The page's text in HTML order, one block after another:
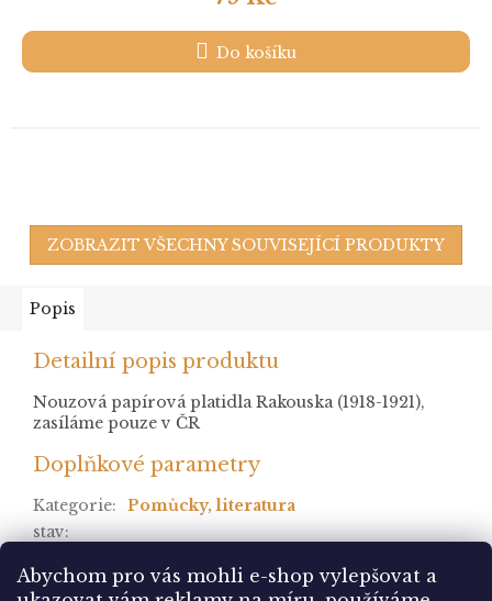
Abychom pro vás mohli e-shop vylepšovat a
Do košíku
ZOBRAZIT VŠECHNY SOUVISEJÍCÍ PRODUKTY
Popis
Detailní popis produktu
Nouzová papírová platidla Rakouska (1918-1921),
zasíláme pouze v ČR
Doplňkové parametry
Kategorie:
Pomůcky, literatura
stav: